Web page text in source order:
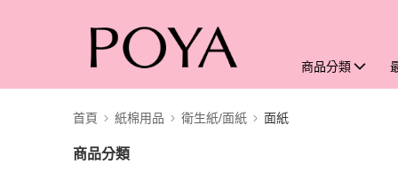
商品分類
首頁 紙棉用品 衛生紙/面紙 面紙
商品分類